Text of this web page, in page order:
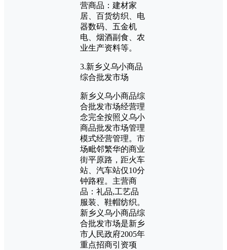
营商品：建材家
居、百货纺织、电
器数码、五金机
电、烟酒副食、农
业生产资料等。
3.新乡义乌小商品
综合批发市场
新乡义乌小商品综
合批发市场经营理
念完全按照义乌小
商品批发市场管理
模式经营管理。市
场毗邻繁华的商业
街平原路，距火车
站、汽车站仅10分
钟路程。主营商
品：礼品,工艺品
服装、鞋帽纺织。
新乡义乌小商品综
合批发市场是新乡
市人民政府2005年
重点招商引资项